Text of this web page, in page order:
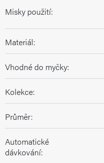
Misky použití:
Materiál:
Vhodné do myčky:
Kolekce:
Průměr:
Automatické
dávkování: